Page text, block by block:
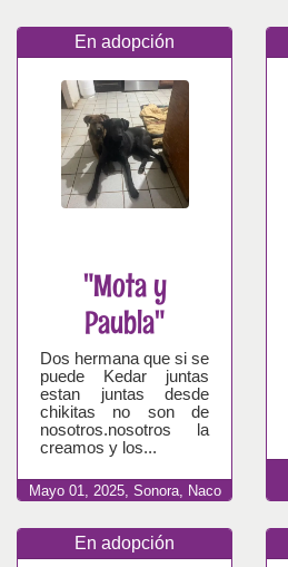
En adopción
"Mota y
Paubla"
Dos hermana que si se
puede Kedar juntas
estan juntas desde
chikitas no son de
nosotros.nosotros la
creamos y los...
Mayo 01, 2025, Sonora, Naco
En adopción